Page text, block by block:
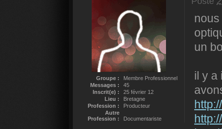
Groupe :
Membre Professionnel
Messages :
45
Inscrit(e) :
25 février 12
Lieu :
Bretagne
Profession :
Producteur
Autre
Profession :
Documentariste
un
il y a